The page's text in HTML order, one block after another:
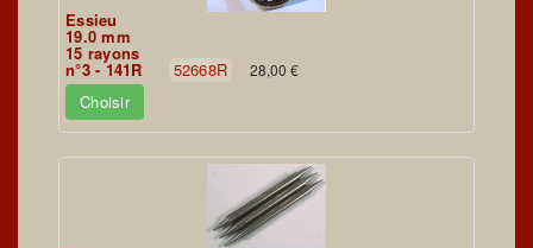
Essieu
19.0 mm
15 rayons
n°3 - 141R 52668R 28,00 €
Choisir